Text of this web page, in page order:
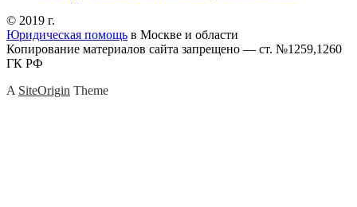
© 2019 г.
Юридическая помощь в Москве и области
Копирование материалов сайта запрещено — ст. №1259,1260
ГК РФ
A SiteOrigin Theme